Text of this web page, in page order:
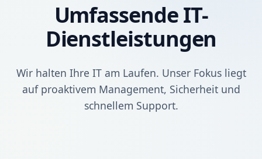
Dienstleistungen
Kontakt
Umfassende IT-
Dienstleistungen
Wir halten Ihre IT am Laufen. Unser Fokus liegt
auf proaktivem Management, Sicherheit und
schnellem Support.